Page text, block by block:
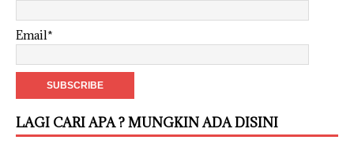
Email*
LAGI CARI APA ? MUNGKIN ADA DISINI